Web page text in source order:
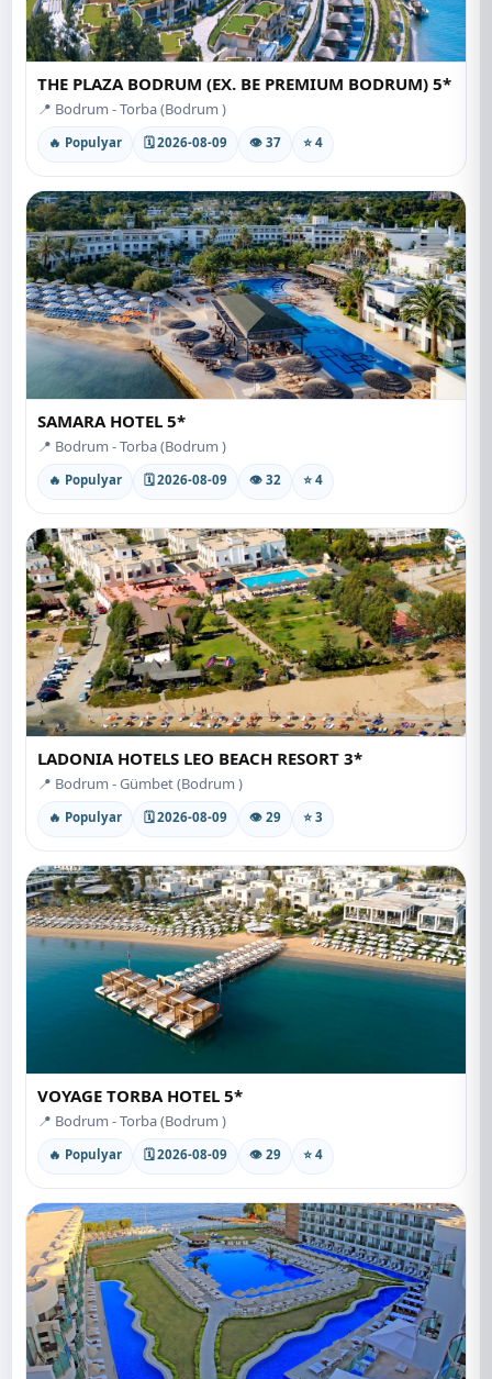
THE PLAZA BODRUM (EX. BE PREMIUM BODRUM) 5*
📍 Bodrum - Torba (Bodrum )
🔥 Populyar 🗓 2026-08-09 👁 37 ⭐ 4
SAMARA HOTEL 5*
📍 Bodrum - Torba (Bodrum )
🔥 Populyar 🗓 2026-08-09 👁 32 ⭐ 4
LADONIA HOTELS LEO BEACH RESORT 3*
📍 Bodrum - Gümbet (Bodrum )
🔥 Populyar 🗓 2026-08-09 👁 29 ⭐ 3
VOYAGE TORBA HOTEL 5*
📍 Bodrum - Torba (Bodrum )
🔥 Populyar 🗓 2026-08-09 👁 29 ⭐ 4